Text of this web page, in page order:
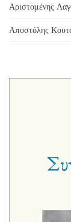
Αριστομένης
Αποστόλης